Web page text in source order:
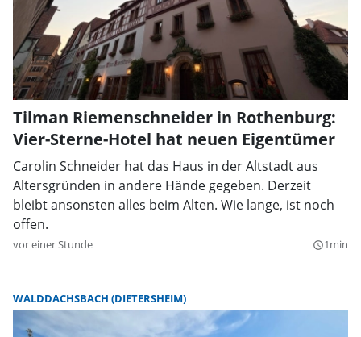
Tilman Riemenschneider in Rothenburg:
Vier-Sterne-Hotel hat neuen Eigentümer
Carolin Schneider hat das Haus in der Altstadt aus
Altersgründen in andere Hände gegeben. Derzeit
bleibt ansonsten alles beim Alten. Wie lange, ist noch
offen.
vor einer Stunde query_builder1min
WALDDACHSBACH (DIETERSHEIM)